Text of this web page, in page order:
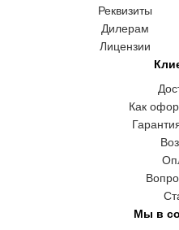
Реквизиты
Дилерам
Лицензии
Как
Мы в